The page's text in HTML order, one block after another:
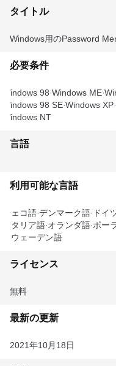
タイトル
Windows用のPassword
必要条件
Windows 98 Windows ME
Windows 98 SE Windows XP
Windows NT
言語
利用可能な言語
チェコ語 デンマーク語 ドイ
イタリア語 オランダ語 ポー
スウェーデン語
ライセンス
無料
最新の更新
2021年10月18日